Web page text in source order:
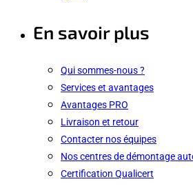
En savoir plus
Qui sommes-nous ?
Services et avantages
Avantages PRO
Livraison et retour
Contacter nos équipes
Nos centres de démontage
Certification Qualicert